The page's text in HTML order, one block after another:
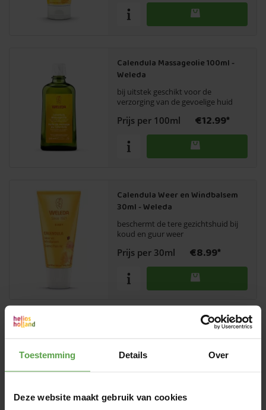
Toestemming Details Over
Deze website maakt gebruik van cookies
Calendula Massageolie 100ml -
Weleda
bij uitstek geschikt voor de
verzorging van de gevoelige huid
Prijs per 100ml €12.99*
Calendula Weer en Windbalsem
30ml - Weleda
beschermt de tere gezichtshuid bij
koud en guur weer
Prijs per 30ml €8.99*
Calendula Welterustenbad
kruidige badmelk bevat heilzame
Prijs per 200ml